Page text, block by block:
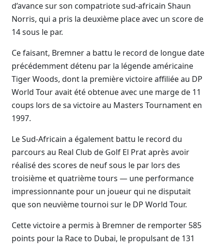
d’avance sur son compatriote sud-africain Shaun
Norris, qui a pris la deuxième place avec un score de
14 sous le par.
Ce faisant, Bremner a battu le record de longue date
précédemment détenu par la légende américaine
Tiger Woods, dont la première victoire affiliée au DP
World Tour avait été obtenue avec une marge de 11
coups lors de sa victoire au Masters Tournament en
1997.
Le Sud-Africain a également battu le record du
parcours au Real Club de Golf El Prat après avoir
réalisé des scores de neuf sous le par lors des
troisième et quatrième tours — une performance
impressionnante pour un joueur qui ne disputait
que son neuvième tournoi sur le DP World Tour.
Cette victoire a permis à Bremner de remporter 585
points pour la Race to Dubai, le propulsant de 131